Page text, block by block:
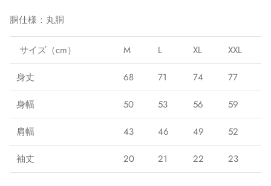
胴仕様：丸胴
サイズ（cm） M L XL XXL
身丈 68 71 74 77
身幅 50 53 56 59
肩幅 43 46 49 52
袖丈 20 21 22 23